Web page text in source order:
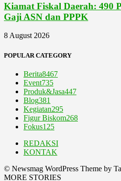
Kiamat Fiskal Daerah: 490
Gaji ASN dan PPPK
8 August 2026
POPULAR CATEGORY
Berita8467
Event735
Produk&Jasa447
Blog381
Kegiatan295
Figur Biskom268
Fokus125
REDAKSI
KONTAK
© Newsmag WordPress Theme by
MORE STORIES